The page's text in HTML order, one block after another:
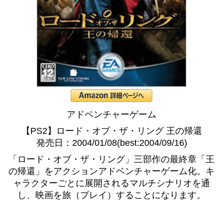
アドベンチャーゲーム
【PS2】ロード・オブ・ザ・リング 王の帰還
発売日：2004/01/08(best:2004/09/16)
「ロード・オブ・ザ・リング」三部作の最終章「王
の帰還」をアクションアドベンチャーゲーム化。キ
ャラクターごとに展開されるマルチシナリオを通
し、映画を旅（プレイ）することになります。